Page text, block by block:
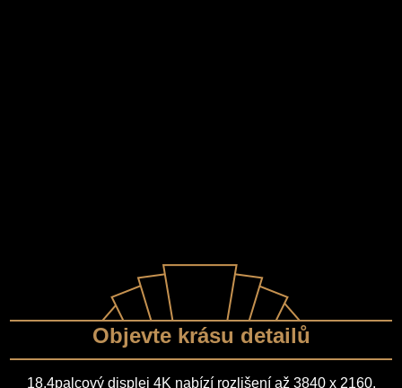
Objevte krásu detailů
18,4palcový displej 4K nabízí rozlišení až 3840 x 2160.